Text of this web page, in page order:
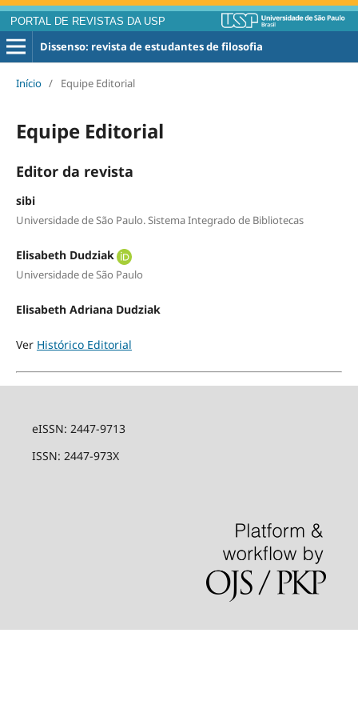
PORTAL DE REVISTAS DA USP
Dissenso: revista de estudantes de filosofia
Início / Equipe Editorial
Equipe Editorial
Editor da revista
sibi
Universidade de São Paulo. Sistema Integrado de Bibliotecas
Elisabeth Dudziak
Universidade de São Paulo
Elisabeth Adriana Dudziak
Ver Histórico Editorial
eISSN: 2447-9713
ISSN: 2447-973X